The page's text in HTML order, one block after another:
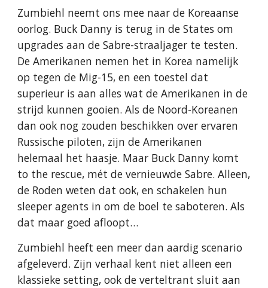
Zumbiehl neemt ons mee naar de Koreaanse
oorlog. Buck Danny is terug in de States om
upgrades aan de Sabre-straaljager te testen.
De Amerikanen nemen het in Korea namelijk
op tegen de Mig-15, en een toestel dat
superieur is aan alles wat de Amerikanen in de
strijd kunnen gooien. Als de Noord-Koreanen
dan ook nog zouden beschikken over ervaren
Russische piloten, zijn de Amerikanen
helemaal het haasje. Maar Buck Danny komt
to the rescue, mét de vernieuwde Sabre. Alleen,
de Roden weten dat ook, en schakelen hun
sleeper agents in om de boel te saboteren. Als
dat maar goed afloopt…
Zumbiehl heeft een meer dan aardig scenario
afgeleverd. Zijn verhaal kent niet alleen een
klassieke setting, ook de verteltrant sluit aan